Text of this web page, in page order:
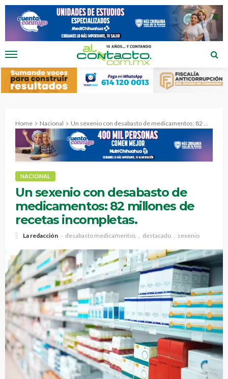
Home Nacional Un sexenio con desabasto de medicamentos: 82 millones de recetas incompletas.
NACIONAL
Un sexenio con desabasto de
medicamentos: 82 millones de
recetas incompletas.
La redacción desabasto medicamentos destacado sexenio